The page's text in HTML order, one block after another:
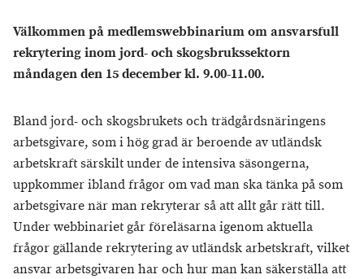
Välkommen på medlemswebbinarium om ansvarsfull
rekrytering inom jord- och skogsbrukssektorn
måndagen den 15 december kl. 9.00-11.00.
Bland jord- och skogsbrukets och trädgårdsnäringens
arbetsgivare, som i hög grad är beroende av utländsk
arbetskraft särskilt under de intensiva säsongerna,
uppkommer ibland frågor om vad man ska tänka på som
arbetsgivare när man rekryterar så att allt går rätt till.
Under webbinariet går föreläsarna igenom aktuella
frågor gällande rekrytering av utländsk arbetskraft, vilket
ansvar arbetsgivaren har och hur man kan säkerställa att